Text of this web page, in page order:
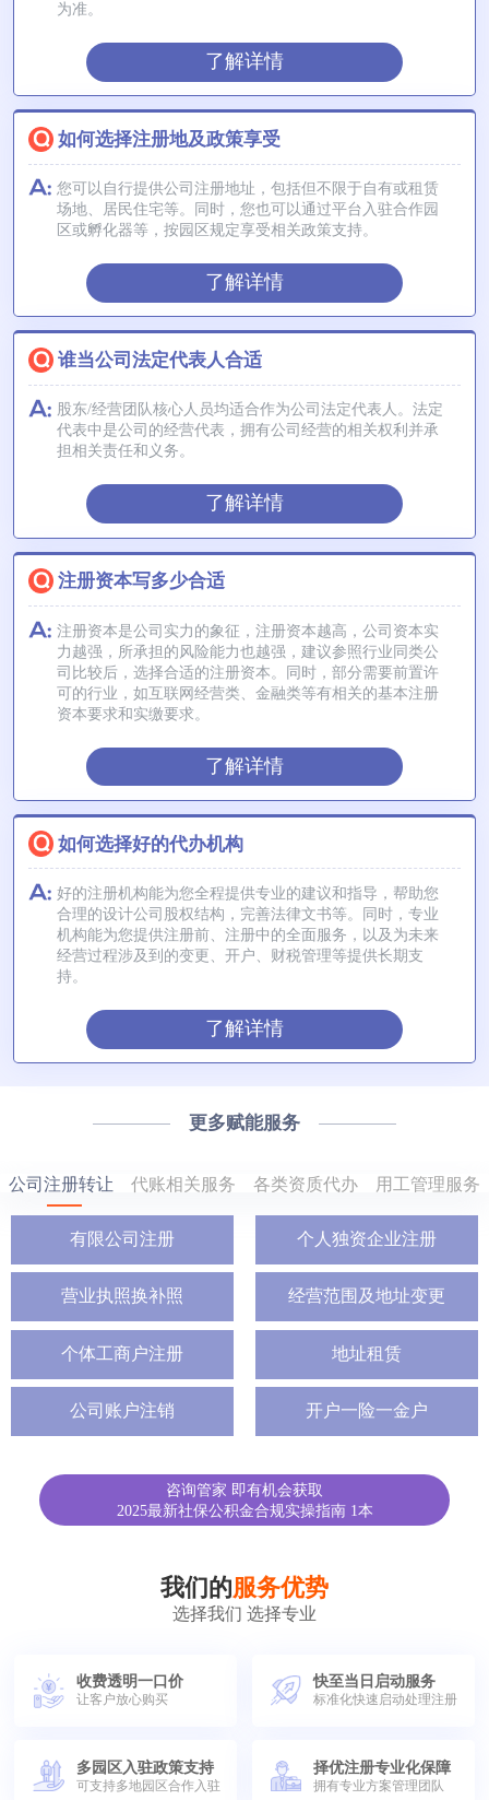
为准。
了解详情
如何选择注册地及政策享受
您可以自行提供公司注册地址，包括但不限于自有或租赁
场地、居民住宅等。同时，您也可以通过平台入驻合作园
区或孵化器等，按园区规定享受相关政策支持。
了解详情
谁当公司法定代表人合适
股东/经营团队核心人员均适合作为公司法定代表人。法定
代表中是公司的经营代表，拥有公司经营的相关权利并承
担相关责任和义务。
了解详情
注册资本写多少合适
注册资本是公司实力的象征，注册资本越高，公司资本实
力越强，所承担的风险能力也越强，建议参照行业同类公
司比较后，选择合适的注册资本。同时，部分需要前置许
可的行业，如互联网经营类、金融类等有相关的基本注册
资本要求和实缴要求。
了解详情
如何选择好的代办机构
好的注册机构能为您全程提供专业的建议和指导，帮助您
合理的设计公司股权结构，完善法律文书等。同时，专业
机构能为您提供注册前、注册中的全面服务，以及为未来
经营过程涉及到的变更、开户、财税管理等提供长期支
持。
了解详情
更多赋能服务
公司注册转让 代账相关服务 各类资质代办 用工管理服务
有限公司注册 个人独资企业注册
营业执照换补照 经营范围及地址变更
个体工商户注册 地址租赁
公司账户注销 开户一险一金户
咨询管家 即有机会获取
2025最新社保公积金合规实操指南 1本
我们的服务优势
选择我们 选择专业
收费透明一口价
让客户放心购买
快至当日启动服务
标准化快速启动处理注册
多园区入驻政策支持
可支持多地园区合作入驻
择优注册专业化保障
拥有专业方案管理团队